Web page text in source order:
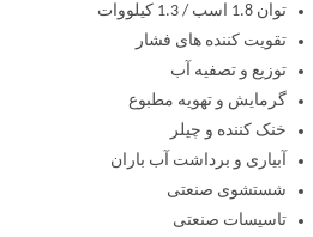
توان 1.8 اسب / 1.3 کیلووات
تقویت کننده های فشار
توزیع و تصفیه آب
گرمایش و تهویه مطبوع
خنک کننده و چیلر
آبیاری و برداشت آب باران
شستشوی صنعتی
تاسیسات صنعتی